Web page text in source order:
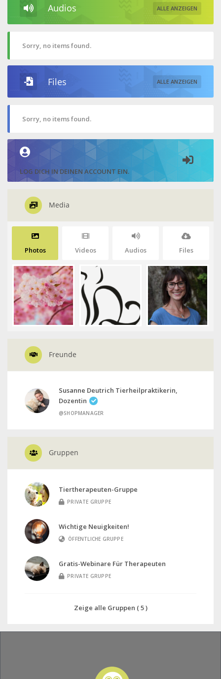
Audios ALLE ANZEIGEN
Sorry, no items found.
Files ALLE ANZEIGEN
Sorry, no items found.
LOG DICH IN DEINEN ACCOUNT EIN.
Media
Photos Videos Audios Files
Freunde
Susanne Deutrich Tierheilpraktikerin,
Dozentin
@SHOPMANAGER
Gruppen
Tiertherapeuten-Gruppe
PRIVATE GRUPPE
Wichtige Neuigkeiten!
ÖFFENTLICHE GRUPPE
Gratis-Webinare Für Therapeuten
PRIVATE GRUPPE
Zeige alle Gruppen ( 5 )